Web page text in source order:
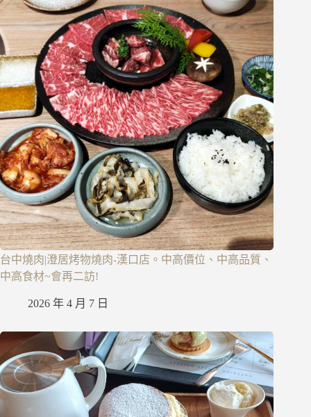
台中燒肉|澄居烤物燒肉-漢口店。中高價位、中高品質、
中高食材~會再二訪!
2026 年 4 月 7 日